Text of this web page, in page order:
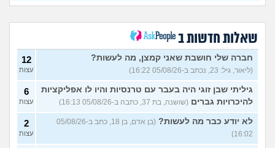
מין ומלחמה, איך עושים את זה
בימים האלה? (עודד, בן 41)
3
עצות
הוא משחק במחשב ולא יורד
למקלט, מה לעשות? (מטומטם
מסכן חיים או, בת 35)
העמק, איך להתמודד?
(דואגת, בן 38)
3
עצות
שאלות חדשות ב
חברה שלי חושבת שאני קמצן, מה לעשות?
(ליאור, גיל: 23, נכתב ב-05/08/26 16:22)
12
עצות
גיליתי שבן זוגי היה בעבר עם טרנסיות והיו לו אפליקציות
להיכרויות גברים (שושנה, בת 37, כתבה ב-05/08/26 16:13)
6
עצות
לא יודע כבר מה לעשות?
(בן אדם, בן 18, כתב ב-05/08/26
16:02)
2
עצות